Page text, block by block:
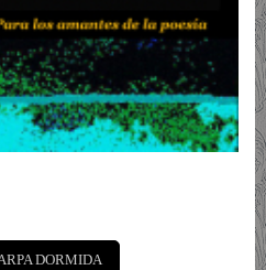
DORMIDA